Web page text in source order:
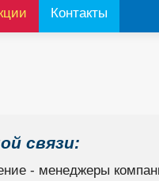
Контакты
связи:
- менеджеры